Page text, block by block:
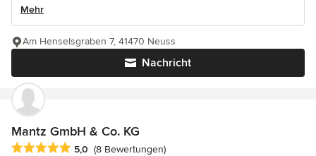
Mehr
Nachricht
Am Henselsgraben 7, 41470 Neuss
Mantz GmbH & Co. KG
Durchschnittliche Bewertung: 5 von 5 Sternen
5,0 (8 Bewertungen)